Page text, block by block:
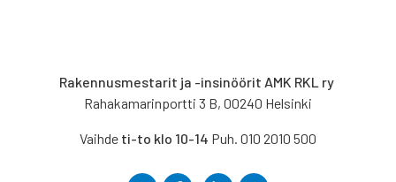
Rakennusmestarit ja -insinöörit AMK RKL ry
Rahakamarinportti 3 B, 00240 Helsinki
Vaihde ti-to klo 10-14 Puh. 010 2010 500